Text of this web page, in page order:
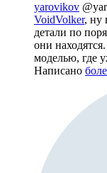
yarovikov
VoidVolker, ну
детали по
они
моделью, где
Написано